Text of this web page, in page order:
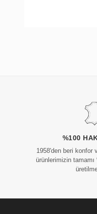
%100
1958'den beri konfor
ürünlerimizin